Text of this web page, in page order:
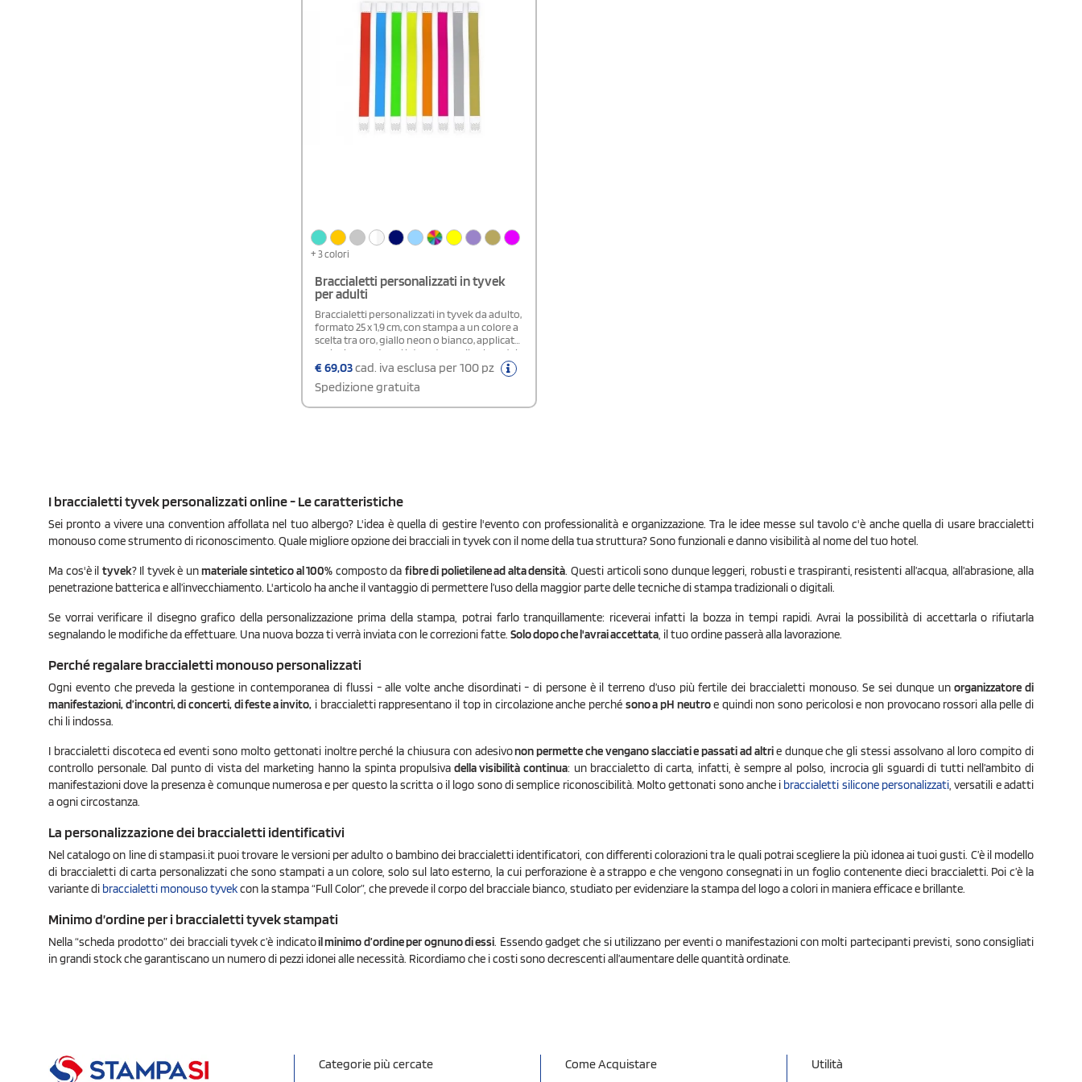
resistente all'acqua e allo strappo. La loro
chiusura con adesivo non permette che
vengano slacciati e quindi passati ad altre
+ 3 colori
Braccialetti personalizzati in tyvek
per adulti
Braccialetti personalizzati in tyvek da adulto,
formato 25 x 1,9 cm, con stampa a un colore a
scelta tra oro, giallo neon o bianco, applicata
esclusivamente sul lato esterno. Il colore del
braccialetto può essere selezionato tra
rosso, blu, bianco, verde neon, giallo neon,
arancione neon, pink neon, argento, oro,
sabbia, lavanda, blu chiaro e acqua. È
riferiscono al numero complessivo di
braccialetti, forniti in fogli da 10 pezzi
ciascuno.A causa del processo produttivo la
numerazione potrebbe non essere
completamente progressiva. I braccialetti in
resistenti all’acqua e allo strappo; una volta
chiusi non possono essere riaperti.
€69,03cad. iva esclusa per 100 pz
Spedizione gratuita
I braccialetti tyvek personalizzati online - Le caratteristiche
Sei pronto a vivere una convention affollata nel tuo albergo? L'idea è quella di gestire l'evento con professionalità e organizzazione. Tra le idee messe sul tavolo c'è anche quella di usare braccialetti
monouso come strumento di riconoscimento. Quale migliore opzione dei bracciali in tyvek con il nome della tua struttura? Sono funzionali e danno visibilità al nome del tuo hotel.
Ma cos'è il tyvek? Il tyvek è unmateriale sintetico al 100% composto da fibre di polietilene ad alta densità. Questi articoli sono dunque leggeri, robusti e traspiranti, resistenti all’acqua, all’abrasione, alla
penetrazione batterica e all’invecchiamento. L'articolo ha anche il vantaggio di permettere l’uso della maggior parte delle tecniche di stampa tradizionali o digitali.
Se vorrai verificare il disegno grafico della personalizzazione prima della stampa, potrai farlo tranquillamente: riceverai infatti la bozza in tempi rapidi. Avrai la possibilità di accettarla o rifiutarla
segnalando le modifiche da effettuare. Una nuova bozza ti verrà inviata con le correzioni fatte. Solo dopo che l'avrai accettata, il tuo ordine passerà alla lavorazione.
Perché regalare braccialetti monouso personalizzati
Ogni evento che preveda la gestione in contemporanea di flussi - alle volte anche disordinati - di persone è il terreno d’uso più fertile dei braccialetti monouso. Se sei dunque unorganizzatore di
manifestazioni, d’incontri, di concerti, di feste a invito, i braccialetti rappresentano il top in circolazione anche perché sono a pH neutroe quindi non sono pericolosi e non provocano rossori alla pelle di
chi li indossa.
I braccialetti discoteca ed eventi sono molto gettonati inoltre perché la chiusura con adesivonon permette che vengano slacciati e passati ad altrie dunque che gli stessi assolvano al loro compito di
controllo personale. Dal punto di vista del marketing hanno la spinta propulsiva della visibilità continua: un braccialetto di carta, infatti, è sempre al polso, incrocia gli sguardi di tutti nell’ambito di
manifestazioni dove la presenza è comunque numerosa e per questo la scritta o il logo sono di semplice riconoscibilità. Molto gettonati sono anche i braccialetti silicone personalizzati, versatili e adatti
a ogni circostanza.
La personalizzazione dei braccialetti identificativi
Nel catalogo on line di stampasi.it puoi trovare le versioni per adulto o bambino dei braccialetti identificatori, con differenti colorazioni tra le quali potrai scegliere la più idonea ai tuoi gusti. C’è il modello
di braccialetti di carta personalizzati che sono stampati a un colore, solo sul lato esterno, la cui perforazione è a strappo e che vengono consegnati in un foglio contenente dieci braccialetti. Poi c’è la
variante di braccialetti monouso tyvekcon la stampa “Full Color”, che prevede il corpo del bracciale bianco, studiato per evidenziare la stampa del logo a colori in maniera efficace e brillante.
Minimo d’ordine per i braccialetti tyvek stampati
Nella “scheda prodotto” dei bracciali tyvek c’è indicatoil minimo d’ordine per ognuno di essi. Essendo gadget che si utilizzano per eventi o manifestazioni con molti partecipanti previsti, sono consigliati
in grandi stock che garantiscano un numero di pezzi idonei alle necessità. Ricordiamo che i costi sono decrescenti all’aumentare delle quantità ordinate.
Categorie più cercate Come Acquistare Utilità